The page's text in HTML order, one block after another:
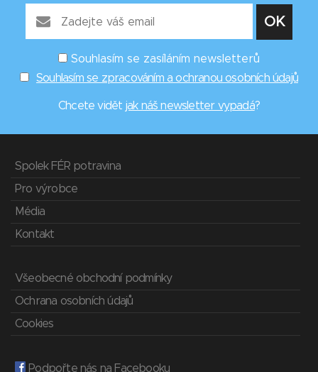
Souhlasím se zasíláním newsletterů
Souhlasím se zpracováním a ochranou osobních údajů
Chcete vidět jak náš newsletter vypadá?
Spolek FÉR potravina
Pro výrobce
Média
Kontakt
Všeobecné obchodní podmínky
Ochrana osobních údajů
Cookies
Podpořte nás na Facebooku